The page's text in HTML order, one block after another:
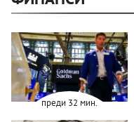
преди 32 мин.